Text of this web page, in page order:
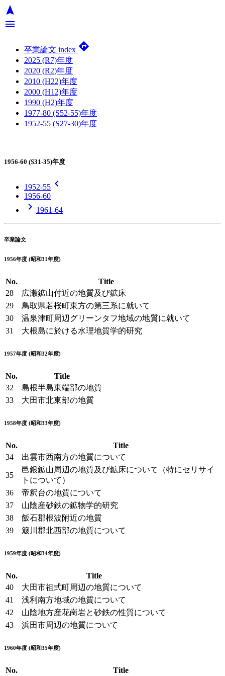
navigation
menu
卒業論文 index directions
2025 (R7)年度
2020 (R2)年度
2010 (H22)年度
2000 (H12)年度
1990 (H2)年度
1977-80 (S52-55)年度
1952-55 (S27-30)年度
1956-60 (S31-35)年度
1952-55 chevron_left
1956-60
chevron_right 1961-64
卒業論文
1956年度 (昭和31年度)
No.
Title
28
広瀬鉱山付近の地質及び鉱床
29
鳥取県若桜町東方の第三系に就いて
30
温泉津町周辺グリーンタフ地域の地質に就いて
31
大根島に於ける水理地質学的研究
1957年度 (昭和32年度)
No.
Title
32
島根半島東端部の地質
33
大田市北東部の地質
1958年度 (昭和33年度)
No.
Title
34
出雲市西南方の地質について
35
邑銀鉱山周辺の地質及び鉱床について（特にセリサイ
トについて）
36
帝釈台の地質について
37
山陰産砂鉄の鉱物学的研究
38
飯石郡根波附近の地質
39
簸川郡北西部の地質について
1959年度 (昭和34年度)
No.
Title
40
大田市祖式町周辺の地質について
41
浅利南方地域の地質について
42
山陰地方産花崗岩と砂鉄の性質について
43
浜田市周辺の地質について
1960年度 (昭和35年度)
No. Title